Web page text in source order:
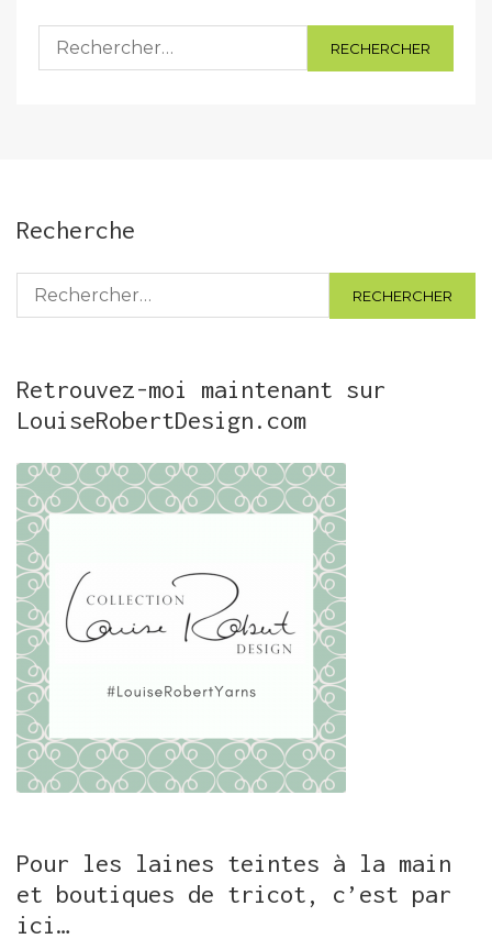
Rechercher :
Recherche
Rechercher :
Retrouvez-moi maintenant sur
LouiseRobertDesign.com
Pour les laines teintes à la main
et boutiques de tricot, c’est par
ici…